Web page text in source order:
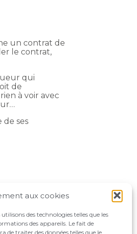
aux cookies
des technologies telles que les
des appareils. Le fait de
de traiter des données telles que le
un contrat de
le contrat,
qui
de
à voir avec
de ses